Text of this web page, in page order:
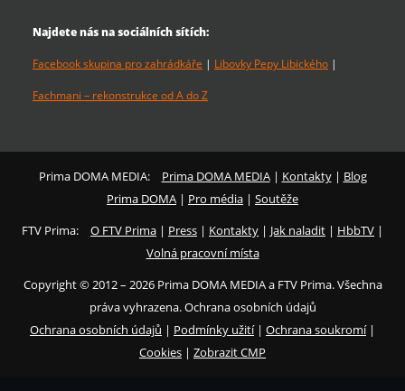
Najdete nás na sociálních sítích:
Facebook skupina pro zahrádkáře | Libovky Pepy Libického |
Fachmani – rekonstrukce od A do Z
Prima DOMA MEDIA: Prima DOMA MEDIA| Kontakty| Blog
Prima DOMA | Pro média | Soutěže
FTV Prima:
O FTV Prima | Press | Kontakty | Jak naladit | HbbTV |
Volná pracovní místa
Copyright © 2012 – 2026 Prima DOMA MEDIA a FTV Prima. Všechna
práva vyhrazena. Ochrana osobních údajů
Ochrana osobních údajů | Podmínky užití| Ochrana soukromí|
Cookies | Zobrazit CMP